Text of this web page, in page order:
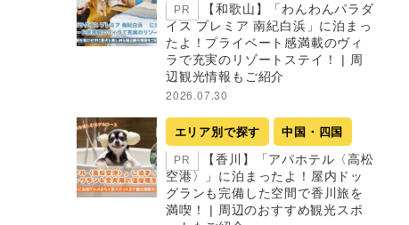
PR
【和歌山】「わんわんパラダ
イス プレミア 南紀白浜」に泊まっ
たよ！プライベート感満載のヴィ
ラで充実のリゾートステイ！ | 周
辺観光情報もご紹介
2026.07.30
エリア別で探す 中国・四国
PR
【香川】「アパホテル〈高松
空港〉」に泊まったよ！屋内ドッ
グランも完備した空間で香川旅を
満喫！ | 周辺のおすすめ観光スポ